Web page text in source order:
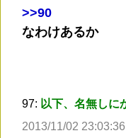
>>90
なわけあるか
97: 以下、名無しに
2013/11/02